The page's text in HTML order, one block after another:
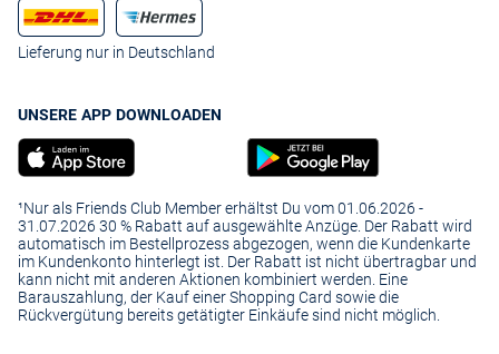
Lieferung nur in Deutschland
UNSERE APP DOWNLOADEN
¹Nur als Friends Club Member erhältst Du vom 01.06.2026 -
31.07.2026 30 % Rabatt auf ausgewählte Anzüge. Der Rabatt wird
automatisch im Bestellprozess abgezogen, wenn die Kundenkarte
im Kundenkonto hinterlegt ist. Der Rabatt ist nicht übertragbar und
kann nicht mit anderen Aktionen kombiniert werden. Eine
Barauszahlung, der Kauf einer Shopping Card sowie die
Rückvergütung bereits getätigter Einkäufe sind nicht möglich.